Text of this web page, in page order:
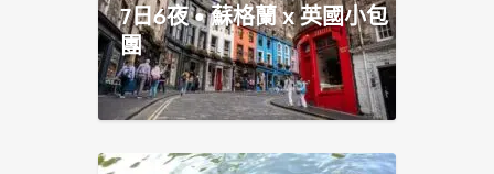
7日6夜 • 蘇格蘭 x 英國小包
團